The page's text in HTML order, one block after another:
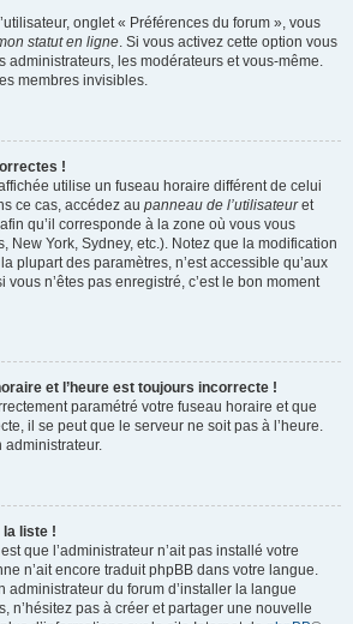
onglet « Préférences du forum », vous
statut en ligne. Si vous activez cette option vous
administrateurs, les modérateurs et vous-même.
membres invisibles.
!
utilise un fuseau horaire différent de celui
ce cas, accédez au panneau de l’utilisateuret
qu’il corresponde à la zone où vous vous
New York, Sydney, etc.). Notez que la modification
plupart des paramètres, n’est accessible qu’aux
vous n’êtes pas enregistré, c’est le bon moment
et l’heure est toujours incorrecte !
paramétré votre fuseau horaire et que
il se peut que le serveur ne soit pas à l’heure.
administrateur.
la liste !
que l’administrateur n’ait pas installé votre
n’ait encore traduit phpBB dans votre langue.
administrateur du forum d’installer la langue
n’hésitez pas à créer et partager une nouvelle